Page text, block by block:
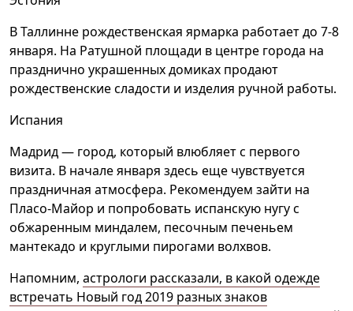
В Таллинне рождественская ярмарка работает до 7-8
января. На Ратушной площади в центре города на
празднично украшенных домиках продают
рождественские сладости и изделия ручной работы.
Испания
Мадрид — город, который влюбляет с первого
визита. В начале января здесь еще чувствуется
праздничная атмосфера. Рекомендуем зайти на
Пласо-Майор и попробовать испанскую нугу с
обжаренным миндалем, песочным печеньем
мантекадо и круглыми пирогами волхвов.
Напомним, астрологи рассказали, в какой одежде
встречать Новый год 2019 разных знаков